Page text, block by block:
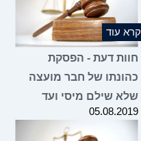
קרא עוד
חוות דעת - הפסקת
כהונתו של חבר מועצה
שלא שילם מיסי ועד
05.08.2019